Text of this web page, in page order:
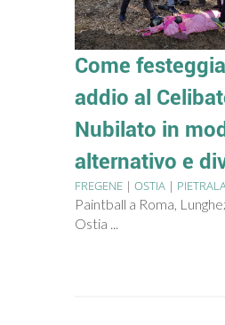
Come
addio al
Nubilato in
alternativo e
FREGENE | OSTIA |
Paintball a Roma,
Ostia ...